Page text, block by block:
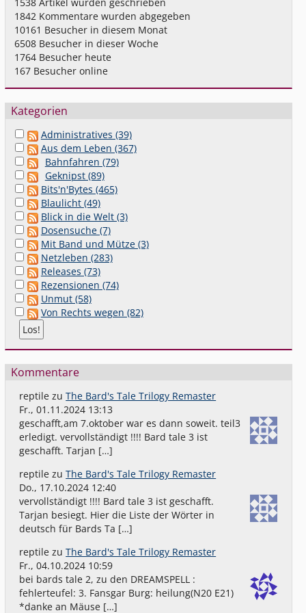
1842 Kommentare wurden abgegeben
10161 Besucher in diesem Monat
6508 Besucher in dieser Woche
1764 Besucher heute
167 Besucher online
Kategorien
Administratives (39)
Aus dem Leben (367)
Bahnfahren (79)
Geknipst (89)
Bits'n'Bytes (465)
Blaulicht (49)
Blick in die Welt (3)
Dosensuche (7)
Mit Band und Mütze (3)
Netzleben (283)
Releases (73)
Rezensionen (74)
Unmut (58)
Von Rechts wegen (82)
Kommentare
reptile zuThe Bard's Tale Trilogy Remaster
Fr., 01.11.2024 13:13
geschafft,am 7.oktober war es dann soweit. teil3
erledigt. vervollständigt !!!! Bard tale 3 ist
geschafft. Tarjan […]
reptile zuThe Bard's Tale Trilogy Remaster
Do., 17.10.2024 12:40
vervollständigt !!!! Bard tale 3 ist geschafft.
Tarjan besiegt. Hier die Liste der Wörter in
deutsch für Bards Ta […]
reptile zuThe Bard's Tale Trilogy Remaster
Fr., 04.10.2024 10:59
bei bards tale 2, zu den DREAMSPELL :
fehlerteufel: 3. Fansgar Burg: heilung(N20 E21)
*danke an Mäuse […]